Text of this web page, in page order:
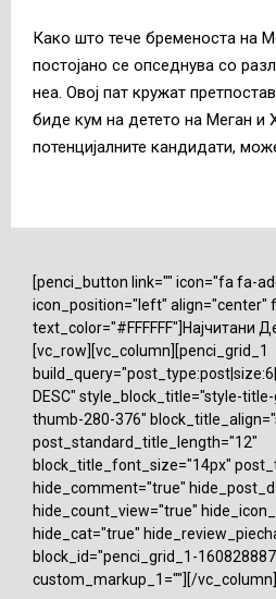
Како што тече бременоста на
постојано се опседнува со
неа. Овој пат кружат
биде кум на детето на Меган и
потенцијалните кандидати,
[penci_button link="" icon="fa fa-
icon_position="left" align="center"
text_color="#FFFFFF"]Најчитани
[vc_row][vc_column][penci_grid_1
DESC" style_block_title="style-
thumb-280-376"
post_standard_title_length="12"
block_title_font_size="14px"
hide_comment="true"
hide_count_view="true"
hide_cat="true"
block_id="penci_grid_1-
custom_markup_1=""][/